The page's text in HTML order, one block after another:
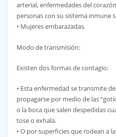
arterial, enfermedades del
personas con su sistema inmune
• Mujeres embarazadas.
Modo de transmisión:
Existen dos formas de contagio:
• Esta enfermedad se transmite
propagarse por medio de las
o la boca que salen despedidas
tose o exhala.
• O por superficies que rodean a